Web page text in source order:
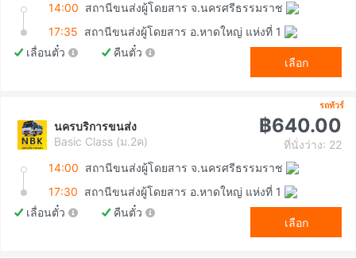
14:00 สถานีขนส่งผู้โดยสาร จ.นครศรีธรรมราช
17:35 สถานีขนส่งผู้โดยสาร อ.หาดใหญ่ แห่งที่ 1
เลื่อนตั๋ว
คืนตั๋ว
เลือก
รถทัวร์
นครบริการขนส่ง
Basic Class (ม.2ค)
฿640.00
ที่นั่งว่าง: 22
14:00 สถานีขนส่งผู้โดยสาร จ.นครศรีธรรมราช
17:30 สถานีขนส่งผู้โดยสาร อ.หาดใหญ่ แห่งที่ 1
เลื่อนตั๋ว
คืนตั๋ว
เลือก